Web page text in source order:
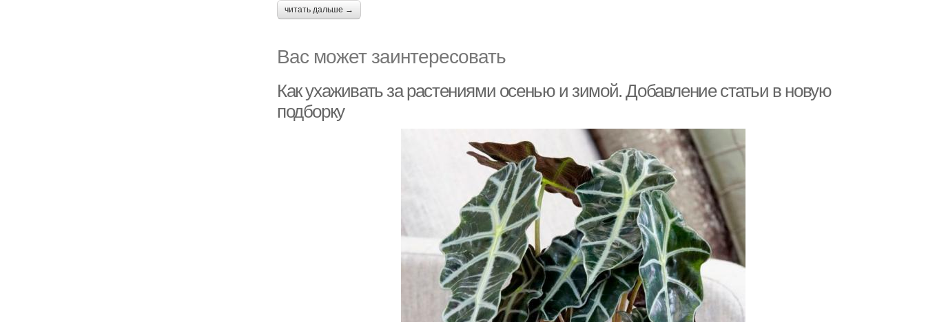
читать дальше →
Вас может заинтересовать
Как ухаживать за растениями осенью и зимой. Добавление статьи в новую
подборку